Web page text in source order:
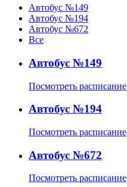
Автобус №149
Автобус №194
Автобус №672
Все
Автобус №149
Посмотреть расписание
Автобус №194
Посмотреть расписание
Автобус №672
Посмотреть расписание